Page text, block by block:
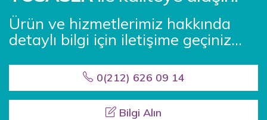
Ürün ve hizmetlerimiz hakkında
detaylı bilgi için iletişime geçiniz...
0(212) 626 09 14
Bilgi Alın